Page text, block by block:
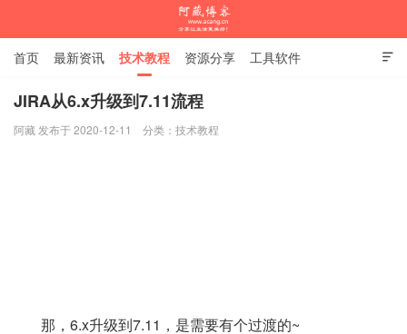

首页 最新资讯 技术教程 资源分享 工具软件
杂谈随笔
JIRA从6.x升级到7.11流程
阿藏 发布于 2020-12-11 分类： 技术教程
那，6.x升级到7.11，是需要有个过渡的~